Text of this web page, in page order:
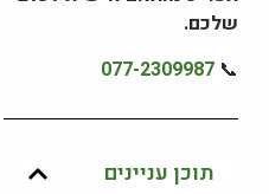
שלכם.
📞
077-2309987
תוכן עניינים